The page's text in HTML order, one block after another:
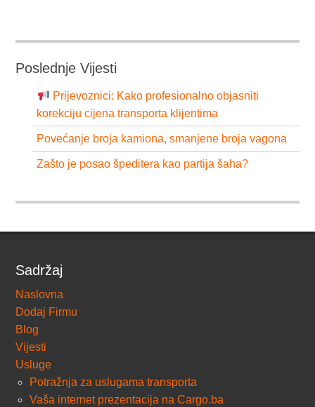
Poslednje Vijesti
Prijevoznici: Kako profesionalno objasniti
korekciju cijena transporta klijentima
Povećanje broja kamiona, smanjene broja vagona
Zašto je posao špeditera kao partija šaha?
Sadržaj
Naslovna
Dodaj Firmu
Blog
Vijesti
Usluge
Potražnja za uslugama transporta
Vaša internet prezentacija na Cargo.ba